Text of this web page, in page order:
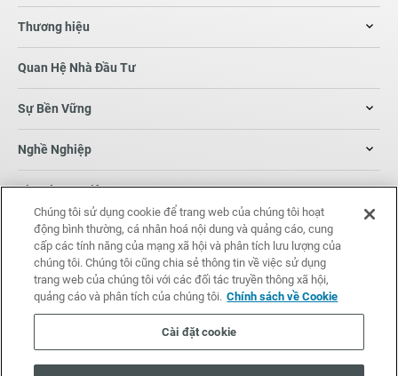
Thương hiệu
Quan Hệ Nhà Đầu Tư
Sự Bền Vững
Nghề Nghiệp
Tin Tức Sự Kiện
Thông tin liên hệ
© Techtronic Industries Co. Ltd. All rights reserved.
Điều Khoản
Chính Sách Về Quyền
Chính sách về
ttigroup.com
Chúng tôi sử dụng cookie để trang web của chúng tôi hoạt
động bình thường, cá nhân hoá nội dung và quảng cáo, cung
cấp các tính năng của mạng xã hội và phân tích lưu lượng của
chúng tôi. Chúng tôi cũng chia sẻ thông tin về việc sử dụng
trang web của chúng tôi với các đối tác truyền thông xã hội,
quảng cáo và phân tích của chúng tôi. Chính sách về Cookie
Cài đặt cookie